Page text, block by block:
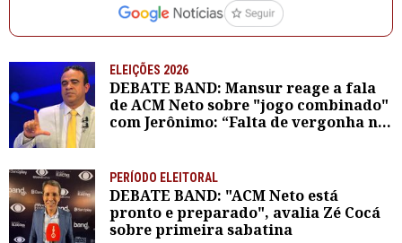
ELEIÇÕES 2026
DEBATE BAND: Mansur reage a fala
de ACM Neto sobre "jogo combinado"
com Jerônimo: “Falta de vergonha na
PERÍODO ELEITORAL
DEBATE BAND: "ACM Neto está
pronto e preparado", avalia Zé Cocá
sobre primeira sabatina